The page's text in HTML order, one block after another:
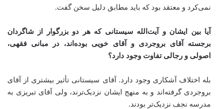
نمی‌کرد و معتقد بود که باید مطابق دلیل سخن گفت.
آیا بین ایشان و آیت‌الله سیستانی که هر دو بزرگوار از شاگردان
برجسته آقای بروجردی و آقای خویی بوده‌اند، در مبانی فقهی،
اصولی و رجالی تفاوت وجود دارد؟
بله اختلاف آشکاری وجود دارد. آقای سیستانی تأثیر بیشتری از آقای
بروجردی گرفته‌اند و به منهج ایشان نزدیک‌ترند، ولی آقای تبریزی به
مدرسه نجف نزدیک‌تر بودند.